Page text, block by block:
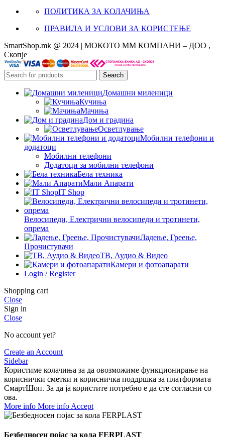
ПОЛИТИКА ЗА КОЛАЧИЊА
ПРАВИЛА И УСЛОВИ ЗА КОРИСТЕЊЕ
SmartShop.mk @ 2024 | МОКОТО ММ КОМПАНИ – ДОО ,
Скопје
Search
Домашни миленици
Кучиња
Мачиња
Дом и градина
Осветлување
Мобилни телефони и
додатоци
Мобилни телефони
Додатоци за мобилни телефони
Бела техника
Мали Апарати
IT Shop
Велосипеди, Електрични велосипеди и тротинети,
опрема
Ладење, Греење,
Прочистувачи
ТВ, Аудио & Видео
Камери и фотоапарати
Login / Register
Shopping cart
Close
Sign in
Close
No account yet?
Create an Account
Sidebar
Користиме колачиња за да овозможиме функционирање на
кориснички сметки и корисничка поддршка за платформата
СмартШоп. За да ја користите потребно е да сте согласни со
ова.
More info More info Accept
Безбедносен појас за кола FERPLAST